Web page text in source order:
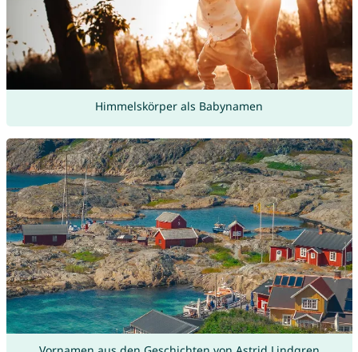
Himmelskörper als Babynamen